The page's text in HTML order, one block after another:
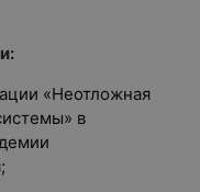
«Неотложная
в